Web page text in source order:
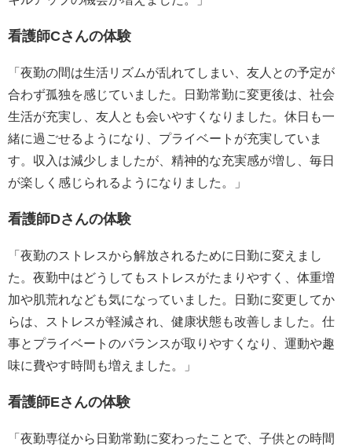
看護師Cさんの体験
「夜勤の間は生活リズムが乱れてしまい、友人との予定が
合わず孤独を感じていました。日勤常勤に変更後は、社会
生活が充実し、友人とも会いやすくなりました。休日も一
緒に過ごせるようになり、プライベートが充実していま
す。収入は減少しましたが、精神的な充実感が増し、毎日
が楽しく感じられるようになりました。」
看護師Dさんの体験
「夜勤のストレスから解放されるために日勤に変えまし
た。夜勤中はどうしてもストレスがたまりやすく、体重増
加や肌荒れなども気になっていました。日勤に変更してか
らは、ストレスが軽減され、健康状態も改善しました。仕
事とプライベートのバランスが取りやすくなり、運動や趣
味に費やす時間も増えました。」
看護師Eさんの体験
「夜勤専従から日勤常勤に変わったことで、子供との時間